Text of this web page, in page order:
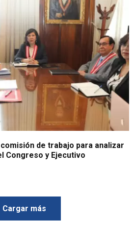
de trabajo para analizar
Congreso y Ejecutivo
Cargar más